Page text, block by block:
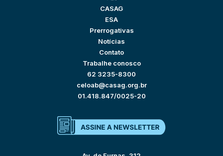
CASAG
ESA
Prerrogativas
Notícias
Contato
Trabalhe conosco
62 3235-8300
celoab@casag.org.br
01.418.847/0025-20